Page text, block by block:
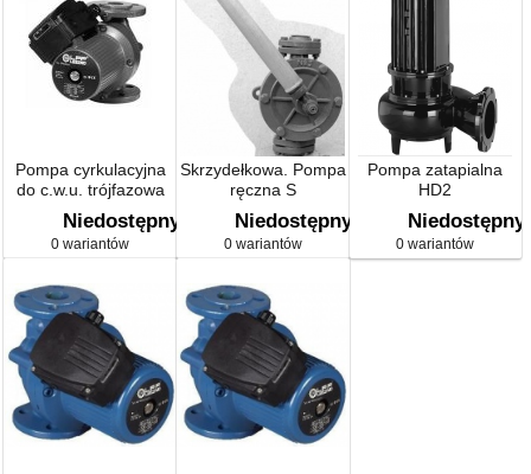
Pompa cyrkulacyjna
do c.w.u. trójfazowa
PW(s,t) DN65
Niedostępny
0 wariantów
Skrzydełkowa. Pompa
ręczna S
Niedostępny
0 wariantów
Pompa zatapialna
HD2
Niedostępny
0 wariantów